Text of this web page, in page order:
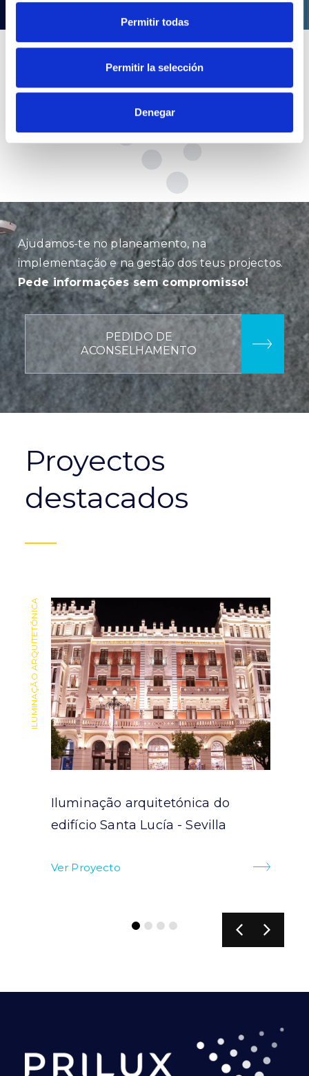
Permitir todas
Permitir la selección
Denegar
Ajudamos-te no planeamento, na
implementação e na gestão dos teus projectos.
Pede informações sem compromisso!
PEDIDO DE
ACONSELHAMENTO
Proyectos
destacados
ILUMINAÇÃO ARQUITETÓNICA
Iluminação arquitetónica do
edifício Santa Lucía - Sevilla
Ver Proyecto